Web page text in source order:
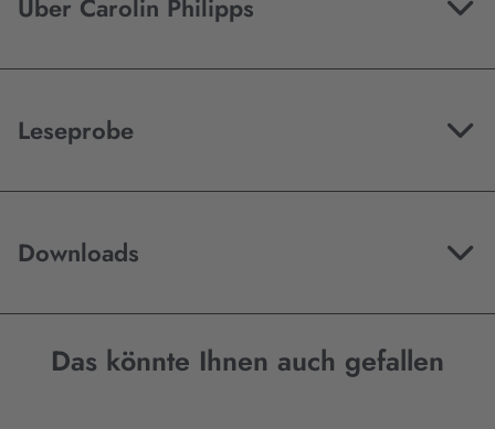
Über Carolin Philipps
Leseprobe
Downloads
Das könnte Ihnen auch gefallen